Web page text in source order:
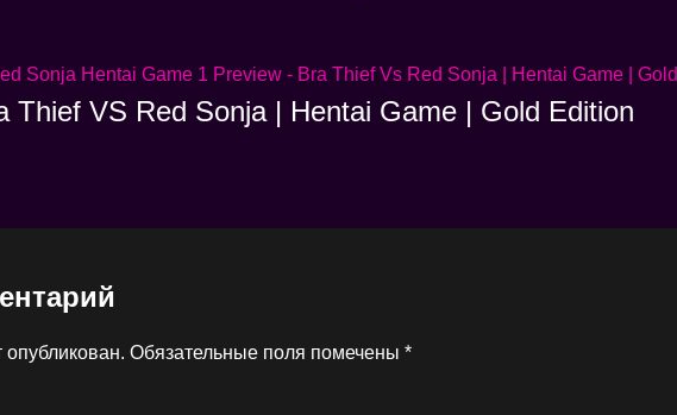
Thief VS Red Sonja | Hentai Game | Gold Edition
Обязательные поля помечены *